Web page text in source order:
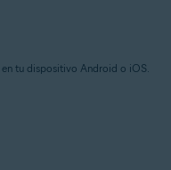
en tu dispositivo Android o iOS.